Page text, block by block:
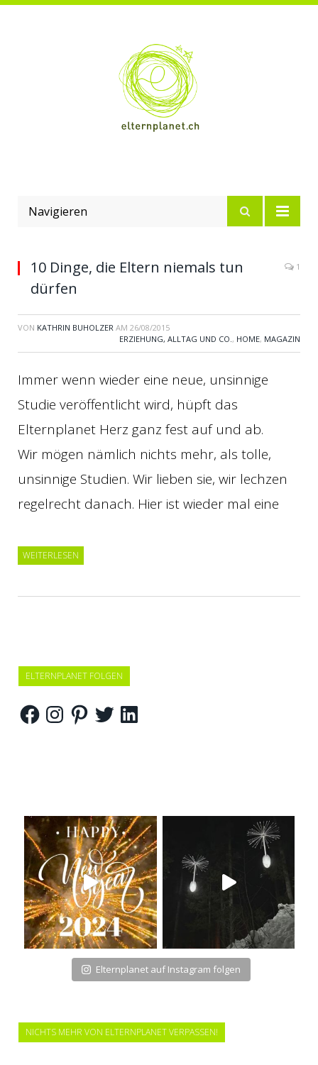
Navigieren
10 Dinge, die Eltern niemals tun
dürfen
1
VON KATHRIN BUHOLZER AM 26/08/2015
ERZIEHUNG, ALLTAG UND CO., HOME, MAGAZIN
Immer wenn wieder eine neue, unsinnige
Studie veröffentlicht wird, hüpft das
Elternplanet Herz ganz fest auf und ab.
Wir mögen nämlich nichts mehr, als tolle,
unsinnige Studien. Wir lieben sie, wir lechzen
regelrecht danach. Hier ist wieder mal eine
WEITERLESEN
ELTERNPLANET FOLGEN
FacebookInstagramPinterestTwitterLinkedIn
Elternplanet auf Instagram folgen
NICHTS MEHR VON ELTERNPLANET VERPASSEN!